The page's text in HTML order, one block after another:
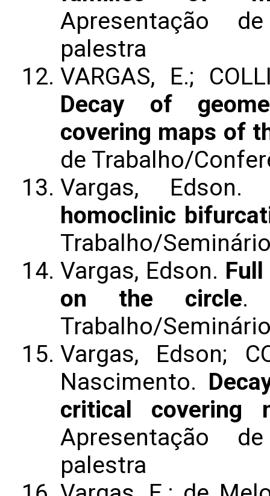
Apresentação
palestra
VARGAS, E.;
Decay of
covering maps of
de Trabalho/
Vargas,
homoclinic
Trabalho/
Vargas, Edson.
on the circle.
Trabalho/
Vargas, Edson;
Nascimento.
critical covering
Apresentação
palestra